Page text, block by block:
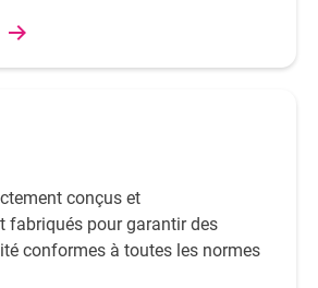
conçus et
fabriqués pour garantir des
conformes à toutes les normes